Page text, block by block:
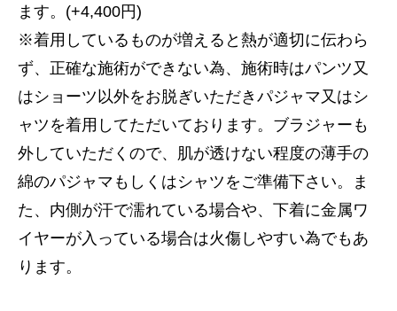
ます。(+4,400円)
※着用しているものが増えると熱が適切に伝わら
ず、正確な施術ができない為、施術時はパンツ又
はショーツ以外をお脱ぎいただきパジャマ又はシ
ャツを着用してただいております。ブラジャーも
外していただくので、肌が透けない程度の薄手の
綿のパジャマもしくはシャツをご準備下さい。ま
た、内側が汗で濡れている場合や、下着に金属ワ
イヤーが入っている場合は火傷しやすい為でもあ
ります。